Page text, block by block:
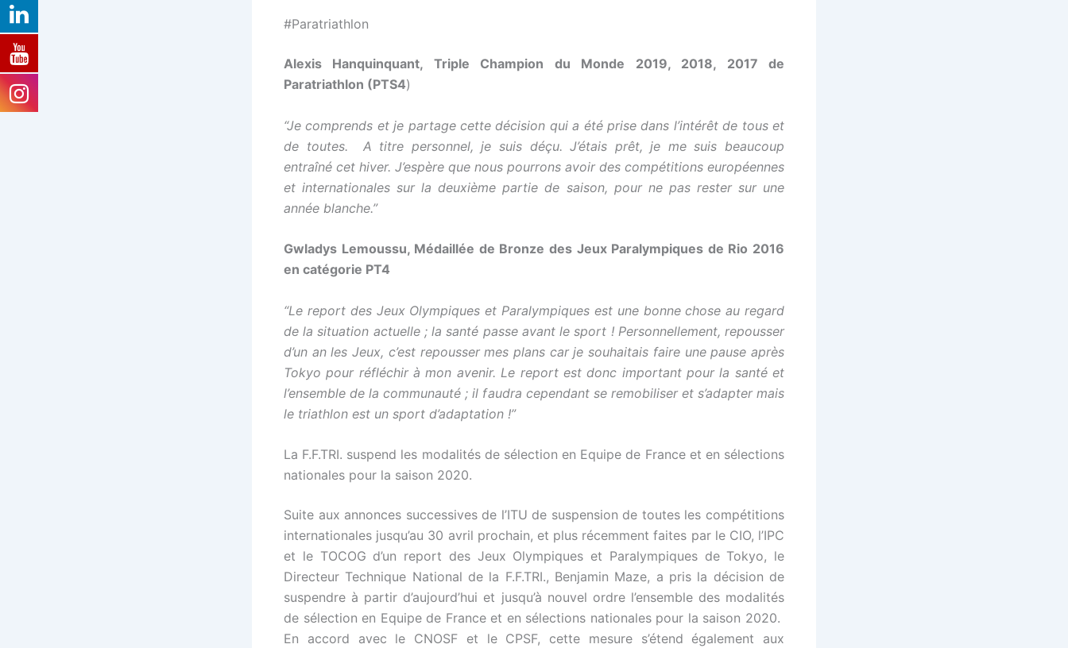
#Paratriathlon
Alexis Hanquinquant, Triple Champion du Monde 2019, 2018, 2017 de
Paratriathlon (PTS4)
“Je comprends et je partage cette décision qui a été prise dans l’intérêt de tous et
de toutes. A titre personnel, je suis déçu. J’étais prêt, je me suis beaucoup
entraîné cet hiver. J’espère que nous pourrons avoir des compétitions européennes
et internationales sur la deuxième partie de saison, pour ne pas rester sur une
année blanche.”
Gwladys Lemoussu, Médaillée de Bronze des Jeux Paralympiques de Rio 2016
en catégorie PT4
“Le report des Jeux Olympiques et Paralympiques est une bonne chose au regard
de la situation actuelle ; la santé passe avant le sport ! Personnellement, repousser
d’un an les Jeux, c’est repousser mes plans car je souhaitais faire une pause après
Tokyo pour réfléchir à mon avenir. Le report est donc important pour la santé et
l’ensemble de la communauté ; il faudra cependant se remobiliser et s’adapter mais
le triathlon est un sport d’adaptation !”
La F.F.TRI. suspend les modalités de sélection en Equipe de France et en sélections
nationales pour la saison 2020.
Suite aux annonces successives de l’ITU de suspension de toutes les compétitions
internationales jusqu’au 30 avril prochain, et plus récemment faites par le CIO, l’IPC
et le TOCOG d’un report des Jeux Olympiques et Paralympiques de Tokyo, le
Directeur Technique National de la F.F.TRI., Benjamin Maze, a pris la décision de
suspendre à partir d’aujourd’hui et jusqu’à nouvel ordre l’ensemble des modalités
de sélection en Equipe de France et en sélections nationales pour la saison 2020.
En accord avec le CNOSF et le CPSF, cette mesure s’étend également aux